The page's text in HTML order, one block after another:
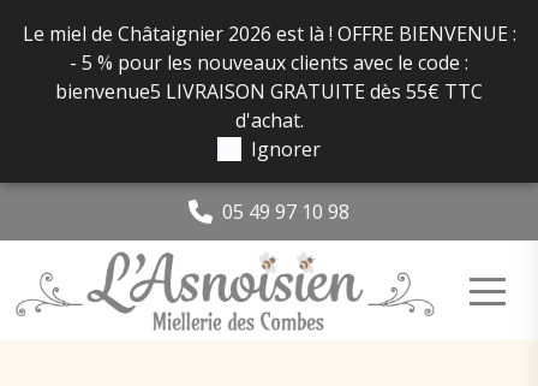
Le miel de Châtaignier 2026 est là ! OFFRE BIENVENUE :
- 5 % pour les nouveaux clients avec le code :
bienvenue5 LIVRAISON GRATUITE dès 55€ TTC
d'achat.
Ignorer
05 49 97 10 98